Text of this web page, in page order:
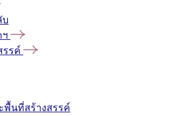
บ
รรค์
พื้นที่สร้างสรรค์